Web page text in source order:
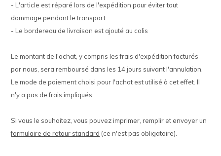
- L'article est réparé lors de l'expédition pour éviter tout
dommage pendant le transport
- Le bordereau de livraison est ajouté au colis
Le montant de l'achat, y compris les frais d'expédition facturés
par nous, sera remboursé dans les 14 jours suivant l'annulation.
Le mode de paiement choisi pour l'achat est utilisé à cet effet. Il
n'y a pas de frais impliqués.
Si vous le souhaitez, vous pouvez imprimer, remplir et envoyer un
formulaire de retour standard (ce n'est pas obligatoire).